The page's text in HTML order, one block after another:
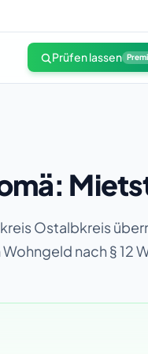
Prüfen lassen
Ostalbkreis
nach § 12